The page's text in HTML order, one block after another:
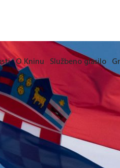
O Kninu Službeno glasilo